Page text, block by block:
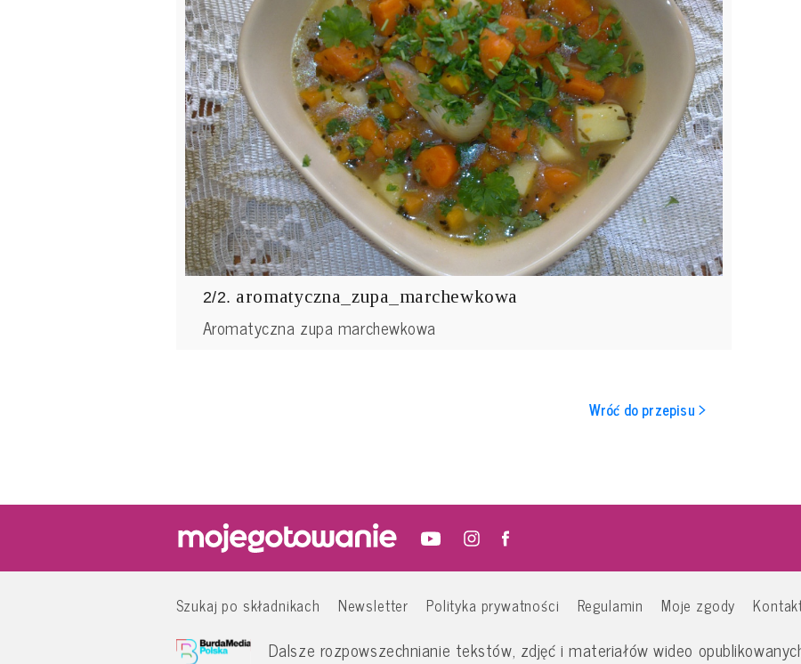
2/2. aromatyczna_zupa_marchewkowa
Aromatyczna zupa marchewkowa
Wróć do przepisu >
Szukaj po składnikach Newsletter Polityka prywatności Regulamin Moje zgody
Dalsze rozpowszechnianie tekstów, zdjęć i materiałów wideo